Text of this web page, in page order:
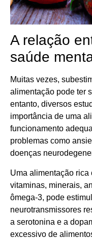
A relação
saúde
Muitas vezes,
alimentação pode ter
entanto, diversos
importância de uma
funcionamento
problemas como
doenças
Uma alimentação
vitaminas, minerais,
ômega-3, pode
neurotransmissores
a serotonina e a
excessivo de